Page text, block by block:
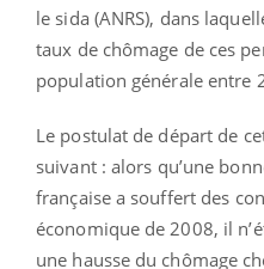
le sida (ANRS), dans
taux de chômage de ces
population générale entre
Le postulat de départ de
suivant : alors qu’une
française a souffert des
économique de 2008, il
une hausse du chômage